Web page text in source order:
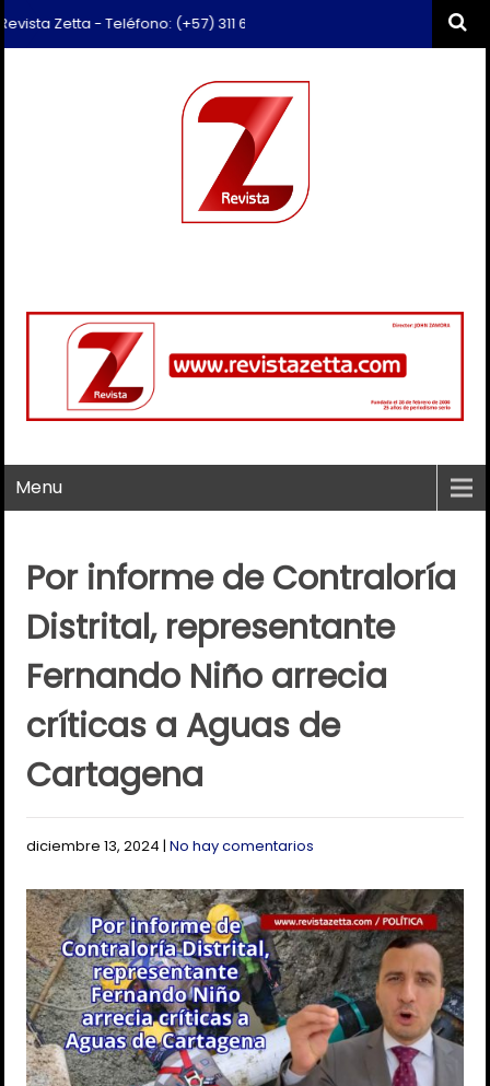
Zetta - Teléfono: (+57) 311 659 6374 - Correo:
Menu
Por informe de Contraloría
Distrital, representante
Fernando Niño arrecia
críticas a Aguas de
Cartagena
diciembre 13, 2024 |No hay comentarios